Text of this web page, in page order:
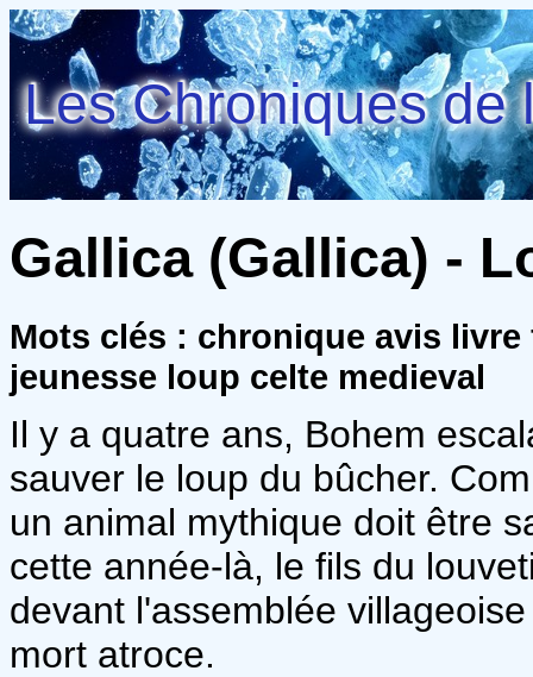
Les Chroniques de
Gallica (Gallica) -
Mots clés : chronique avis
jeunesse loup celte medieval
Il y a quatre ans, Bohem
sauver le loup du bûcher.
un animal mythique doit être
cette année-là, le fils du
devant l'assemblée
mort atroce.